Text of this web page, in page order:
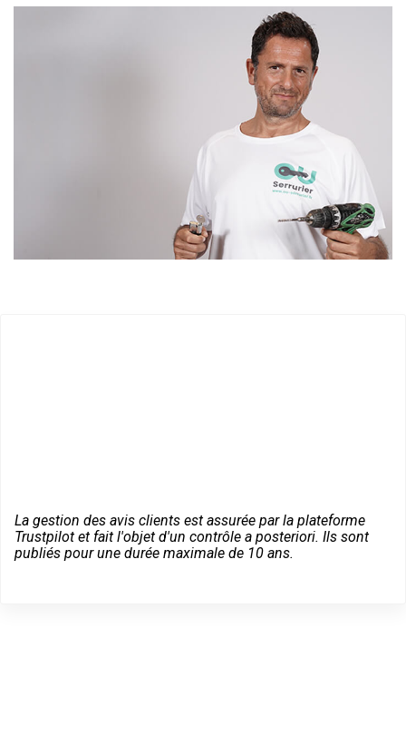
La gestion des avis clients est assurée par la plateforme
Trustpilot et fait l'objet d'un contrôle a posteriori. Ils sont
publiés pour une durée maximale de 10 ans.